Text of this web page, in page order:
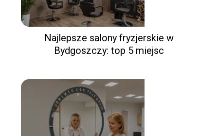
Najlepsze salony fryzjerskie w
Bydgoszczy: top 5 miejsc